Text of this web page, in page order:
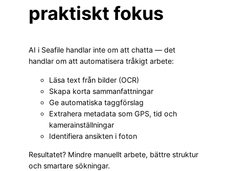
praktiskt fokus
AI i Seafile handlar inte om att chatta — det
handlar om att automatisera tråkigt arbete:
Läsa text från bilder (OCR)
Skapa korta sammanfattningar
Ge automatiska taggförslag
Extrahera metadata som GPS, tid och
kamerainställningar
Identifiera ansikten i foton
Resultatet? Mindre manuellt arbete, bättre struktur
och smartare sökningar.